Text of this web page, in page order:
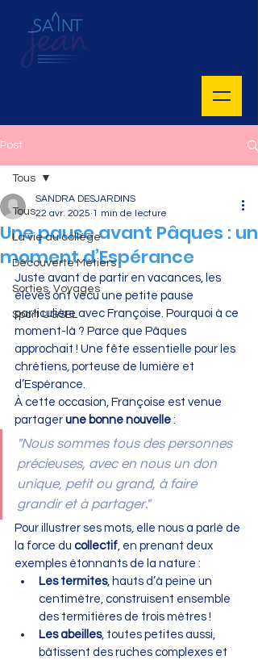
Post
Tous
La vie au collège
Découverte Métiers
Sorties, Voyages
Sport UGSEL
Tous
Une pause avant Pâques : un
moment d’Espérance
SANDRA DESJARDINS
22 avr. 2025 1 min de lecture
Juste avant de partir en vacances, les
élèves ont vécu une petite pause
particulière avec Françoise. Pourquoi à ce
moment-là ? Parce que Pâques
approchait ! Une fête essentielle pour les
chrétiens, porteuse de lumière et
d’Espérance.
À cette occasion, Françoise est venue
partager une bonne nouvelle :
"Nous sommes tous des personnes
précieuses, avec en nous un don
unique, petit ou grand, à faire
grandir et à partager."
Pour illustrer ses mots, elle nous a parlé de
la force du collectif, en prenant deux
exemples étonnants de la nature :
Les termites, hauts d’à peine un
centimètre, construisent ensemble
des termitières de trois mètres !
Les abeilles, toutes petites aussi,
bâtissent des ruches complexes et